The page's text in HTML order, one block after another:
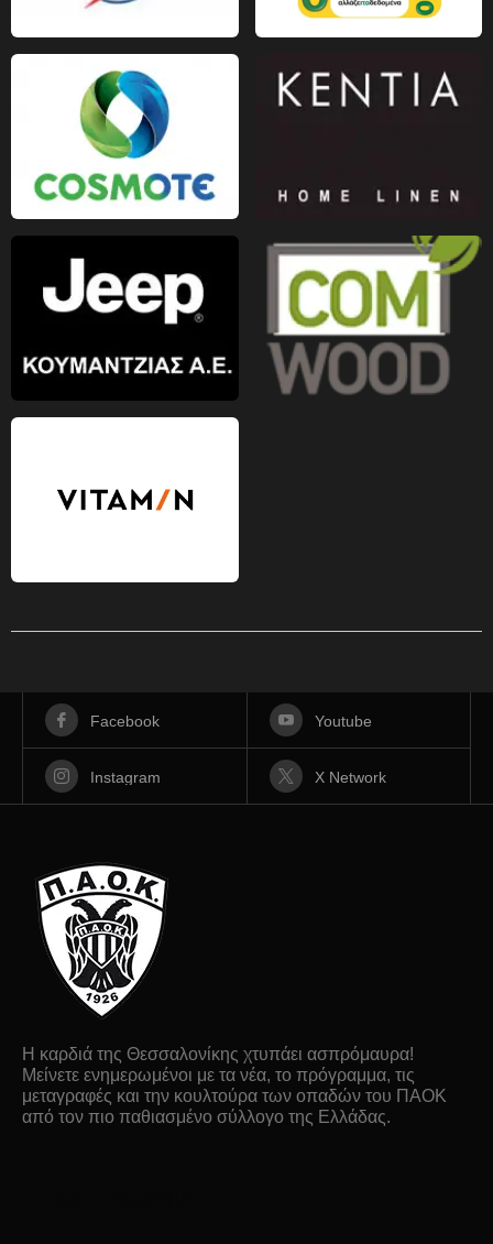
Facebook Youtube
Instagram X Network
Η καρδιά της Θεσσαλονίκης χτυπάει ασπρόμαυρα!
Μείνετε ενημερωμένοι με τα νέα, το πρόγραμμα, τις
μεταγραφές και την κουλτούρα των οπαδών του ΠΑΟΚ
από τον πιο παθιασμένο σύλλογο της Ελλάδας.